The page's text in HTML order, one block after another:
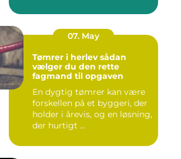
07. May
Tømrer i herlev sådan
vælger du den rette
fagmand til opgaven
En dygtig tømrer kan være
forskellen på et byggeri, der
holder i årevis, og en løsning,
der hurtigt ...